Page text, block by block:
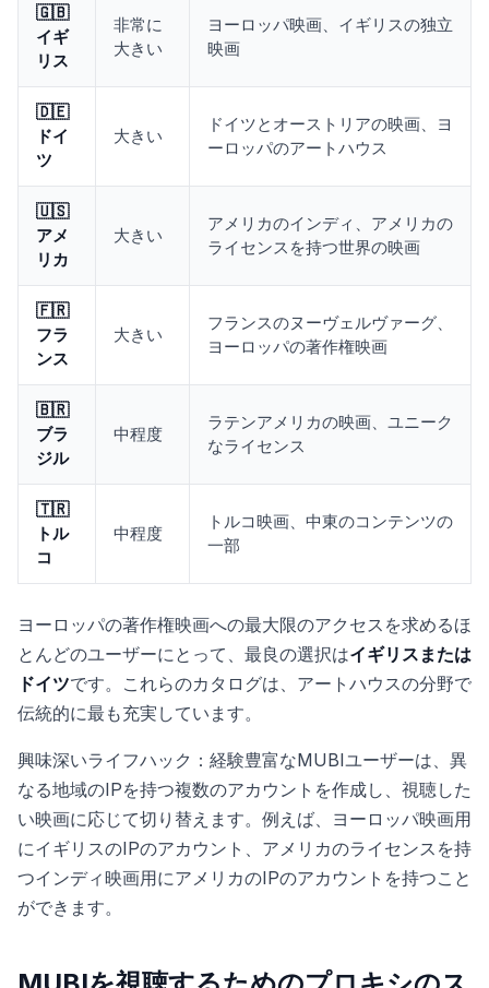
🇬🇧
イギ
リス
非常に
大きい
ヨーロッパ映画、イギリスの独立
映画
🇩🇪
ドイ
ツ
大きい
ドイツとオーストリアの映画、ヨ
ーロッパのアートハウス
🇺🇸
アメ
リカ
大きい
アメリカのインディ、アメリカの
ライセンスを持つ世界の映画
🇫🇷
フラ
ンス
大きい
フランスのヌーヴェルヴァーグ、
ヨーロッパの著作権映画
🇧🇷
ブラ
ジル
中程度
ラテンアメリカの映画、ユニーク
なライセンス
🇹🇷
トル
コ
中程度
トルコ映画、中東のコンテンツの
一部
ヨーロッパの著作権映画への最大限のアクセスを求めるほ
とんどのユーザーにとって、最良の選択はイギリスまたは
ドイツです。これらのカタログは、アートハウスの分野で
伝統的に最も充実しています。
興味深いライフハック：経験豊富なMUBIユーザーは、異
なる地域のIPを持つ複数のアカウントを作成し、視聴した
い映画に応じて切り替えます。例えば、ヨーロッパ映画用
にイギリスのIPのアカウント、アメリカのライセンスを持
つインディ映画用にアメリカのIPのアカウントを持つこと
ができます。